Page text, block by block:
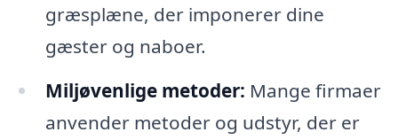
græsplæne, der imponerer dine
gæster og naboer.
Miljøvenlige metoder: Mange firmaer
anvender metoder og udstyr, der er